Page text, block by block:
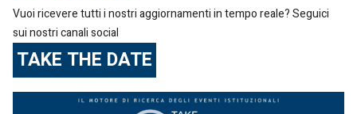
Vuoi ricevere tutti i nostri aggiornamenti in tempo reale? Seguici
sui nostri canali social
TAKE THE DATE